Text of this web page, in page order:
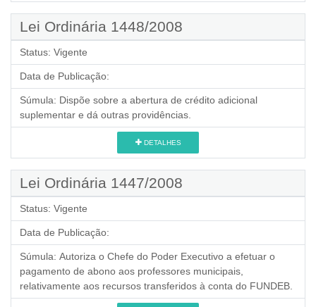
Lei Ordinária 1448/2008
Status: Vigente
Data de Publicação:
Súmula: Dispõe sobre a abertura de crédito adicional
suplementar e dá outras providências.
DETALHES
Lei Ordinária 1447/2008
Status: Vigente
Data de Publicação:
Súmula: Autoriza o Chefe do Poder Executivo a efetuar o
pagamento de abono aos professores municipais,
relativamente aos recursos transferidos à conta do FUNDEB.